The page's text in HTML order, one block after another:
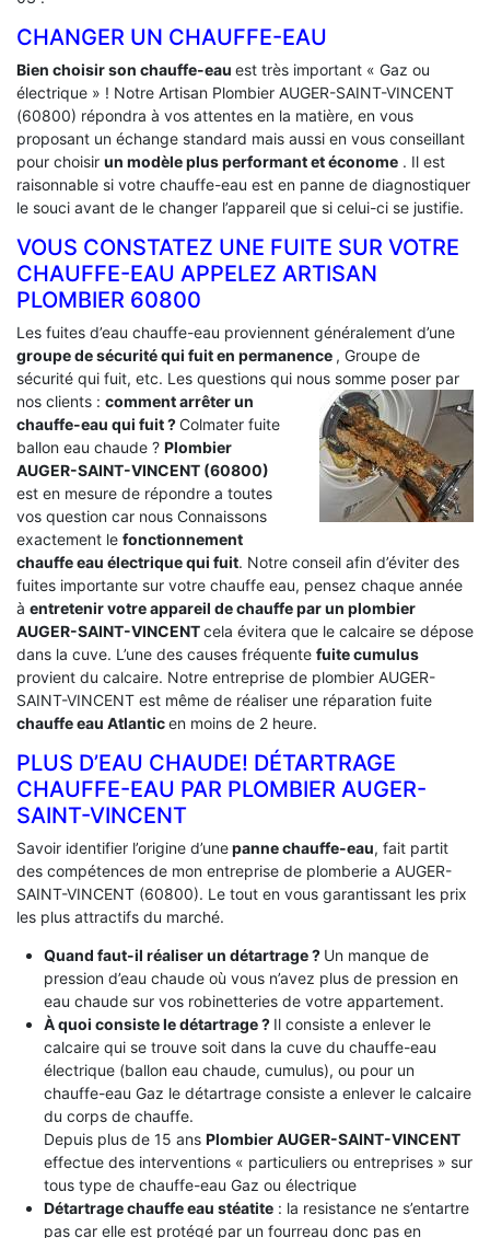
CHANGER UN CHAUFFE-EAU
Bien choisir son chauffe-eau est très important « Gaz ou
électrique » ! Notre Artisan Plombier AUGER-SAINT-VINCENT
(60800) répondra à vos attentes en la matière, en vous
proposant un échange standard mais aussi en vous conseillant
pour choisir un modèle plus performant et économe . Il est
raisonnable si votre chauffe-eau est en panne de diagnostiquer
le souci avant de le changer l’appareil que si celui-ci se justifie.
VOUS CONSTATEZ UNE FUITE SUR VOTRE
CHAUFFE-EAU APPELEZ ARTISAN
PLOMBIER 60800
Les fuites d’eau chauffe-eau proviennent généralement d’une
groupe de sécurité qui fuit en permanence , Groupe de
sécurité qui fuit, etc. Les questions qui nous somme poser par
nos clients : comment arrêter un
chauffe-eau qui fuit ?Colmater fuite
ballon eau chaude ? Plombier
AUGER-SAINT-VINCENT (60800)
est en mesure de répondre a toutes
vos question car nous Connaissons
exactement le fonctionnement
chauffe eau électrique qui fuit. Notre conseil afin d’éviter des
fuites importante sur votre chauffe eau, pensez chaque année
à entretenir votre appareil de chauffe par un plombier
AUGER-SAINT-VINCENTcela évitera que le calcaire se dépose
dans la cuve. L’une des causes fréquente fuite cumulus
provient du calcaire. Notre entreprise de plombier AUGER-
SAINT-VINCENT est même de réaliser une réparation fuite
chauffe eau Atlanticen moins de 2 heure.
PLUS D’EAU CHAUDE! DÉTARTRAGE
CHAUFFE-EAU PAR PLOMBIER AUGER-
SAINT-VINCENT
Savoir identifier l’origine d’unepanne chauffe-eau, fait partit
des compétences de mon entreprise de plomberie a AUGER-
SAINT-VINCENT (60800). Le tout en vous garantissant les prix
les plus attractifs du marché.
Quand faut-il réaliser un détartrage ? Un manque de
pression d’eau chaude où vous n’avez plus de pression en
eau chaude sur vos robinetteries de votre appartement.
À quoi consiste le détartrage ? Il consiste a enlever le
calcaire qui se trouve soit dans la cuve du chauffe-eau
électrique (ballon eau chaude, cumulus), ou pour un
chauffe-eau Gaz le détartrage consiste a enlever le calcaire
du corps de chauffe.
Depuis plus de 15 ans Plombier AUGER-SAINT-VINCENT
effectue des interventions « particuliers ou entreprises » sur
tous type de chauffe-eau Gaz ou électrique
Détartrage chauffe eau stéatite: la resistance ne s’entartre
pas car elle est protégé par un fourreau donc pas en